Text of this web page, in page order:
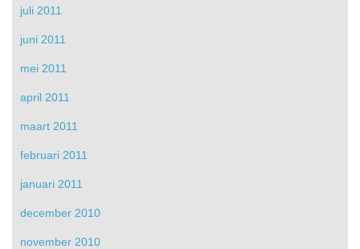
juli 2011
juni 2011
mei 2011
april 2011
maart 2011
februari 2011
januari 2011
december 2010
november 2010